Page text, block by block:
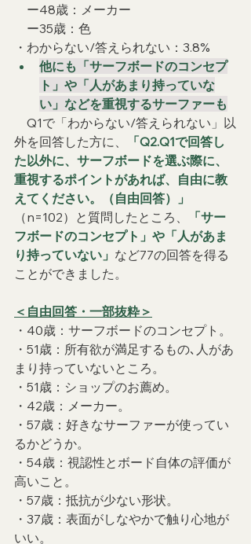
ー48歳：メーカー
ー35歳：色
・わからない/答えられない：3.8%
他にも「サーフボードのコンセプ
ト」や「人があまり持っていな
い」などを重視するサーファーも
Q1で「わからない/答えられない」以
外を回答した方に、
「Q2.Q1で回答し
た以外に、サーフボードを選ぶ際に、
重視するポイントがあれば、自由に教
えてください。（自由回答）」
（n=102）と質問したところ、
「サー
フボードのコンセプト」や「人があま
り持っていない」 など77の回答を得る
ことができました。
＜自由回答・一部抜粋＞
・40歳：サーフボードのコンセプト。
・51歳：所有欲が満足するもの､人があ
まり持っていないところ。
・51歳：ショップのお薦め。
・42歳：メーカー。
・57歳：好きなサーファーが使ってい
るかどうか。
・54歳：視認性とボード自体の評価が
高いこと。
・57歳：抵抗が少ない形状。
・37歳：表面がしなやかで触り心地が
いい。